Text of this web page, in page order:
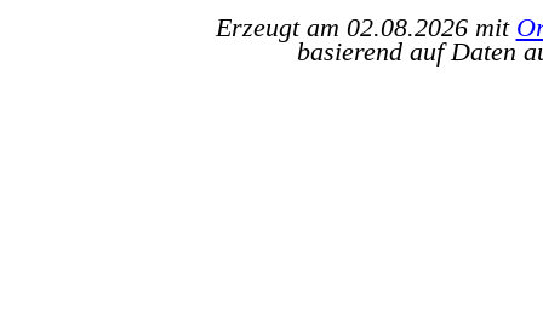
Erzeugt am 02.08.2026 mit
basierend auf Daten